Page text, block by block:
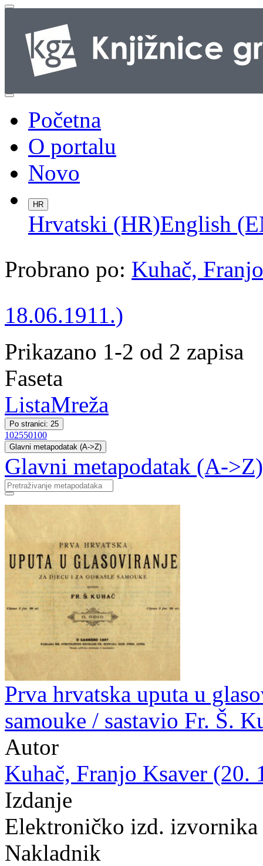
Početna
O portalu
Novo
HR
Hrvatski (HR)English
Probrano po: Kuhač,
18.06.1911.)
Prikazano 1-2 od 2 zapisa
Faseta
ListaMreža
Po stranici: 25
102550100
Glavni metapodatak (A->Z)
Glavni metapodatak (A->Z)
Prva hrvatska uputa u
samouke / sastavio Fr. Š.
Autor
Kuhač, Franjo Ksaver (20.
Izdanje
Elektroničko izd.
Nakladnik